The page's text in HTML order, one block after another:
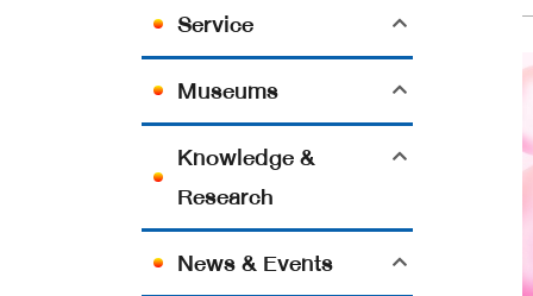
Service
Museums
Knowledge &
Research
News & Events